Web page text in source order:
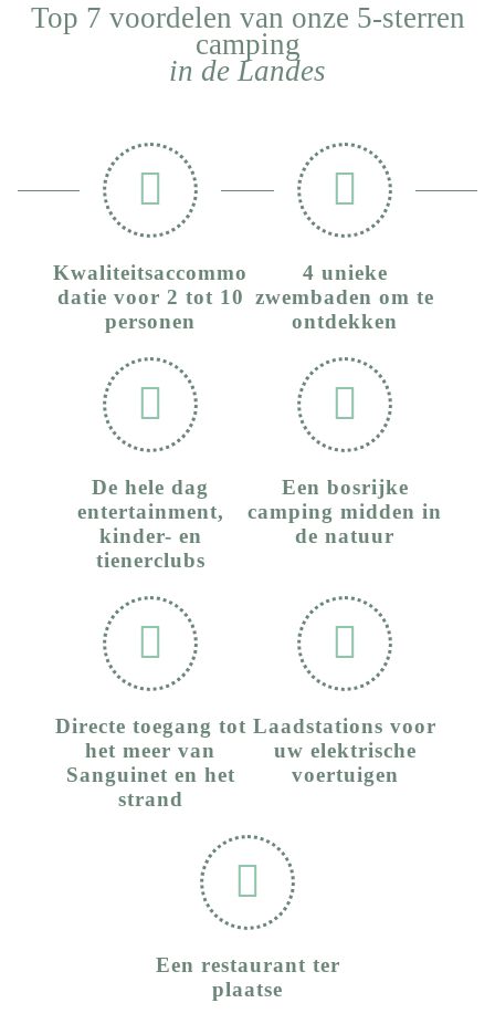
Top 7 voordelen van onze 5-sterren
camping
in de Landes
Kwaliteitsaccommo
datie voor 2 tot 10
personen
4 unieke
zwembaden om te
ontdekken
De hele dag
entertainment,
kinder- en
tienerclubs
Een bosrijke
camping midden in
de natuur
Directe toegang tot
het meer van
Sanguinet en het
strand
Laadstations voor
uw elektrische
voertuigen
Een restaurant ter
plaatse